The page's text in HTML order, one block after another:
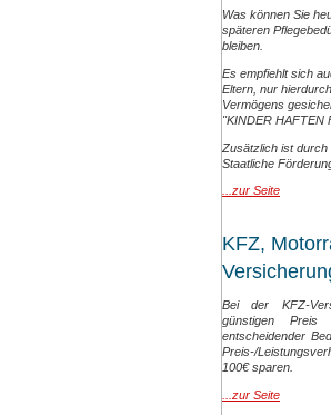
Was können Sie
späteren
bleiben.
Es empfiehlt sich
Eltern, nur
Vermögens
"KINDER HAFTEN
Zusätzlich ist durch
Staatliche
...zur Seite
KFZ,
Bei der KFZ-
günstigen
entscheidender
Preis-/
100€ sparen.
...zur Seite